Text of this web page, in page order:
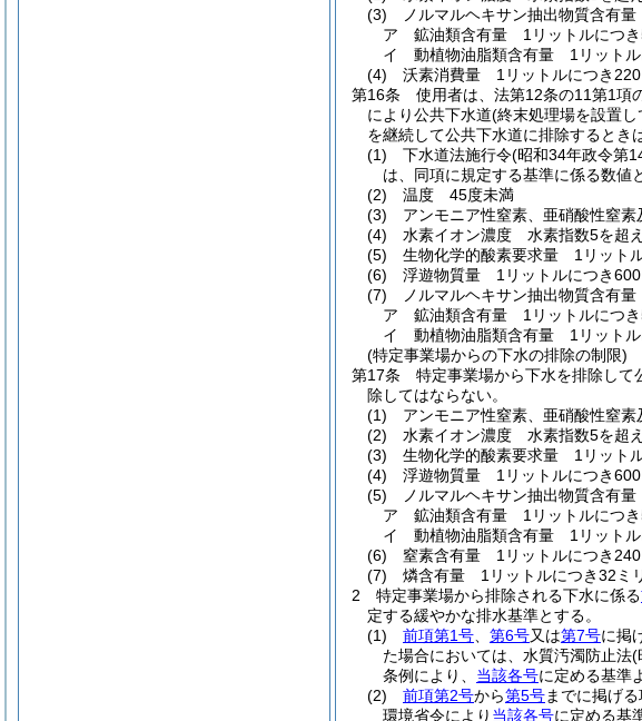
(3)
ノルマルヘキサン抽出物質含有量
ア
鉱油類含有量 1リットルにつ
イ
動植物油脂類含有量 1リット
(4)
沃素消費量 1リットルにつき
第16条
使用者は、法第12条の11第1項
により公共下水道(終末処理場を設置し
を継続して公共下水道に排除するとき
(1)
下水道法施行令(昭和34年政令第
は、同項に規定する基準に係る数値
(2)
温度 45度未満
(3)
アンモニア性窒素、亜硝酸性窒
(4)
水素イオン濃度 水素指数5を超
(5)
生物化学的酸素要求量 1リット
(6)
浮遊物質量 1リットルにつき
(7)
ノルマルヘキサン抽出物質含有量
ア
鉱油類含有量 1リットルにつ
イ
動植物油脂類含有量 1リット
(特定事業場からの下水の排除の制限)
第17条
特定事業場から下水を排除し
除してはならない。
(1)
アンモニア性窒素、亜硝酸性窒
(2)
水素イオン濃度 水素指数5を超
(3)
生物化学的酸素要求量 1リット
(4)
浮遊物質量 1リットルにつき
(5)
ノルマルヘキサン抽出物質含有量
ア
鉱油類含有量 1リットルにつ
イ
動植物油脂類含有量 1リット
(6)
窒素含有量 1リットルにつき
(7)
燐含有量 1リットルにつき32ミ
2
特定事業場から排除される下水に係る
定する緩やかな排水基準とする。
(1)
前項第1号 第6号又は第7号に掲
た場合においては、水質汚濁防止法(
条例により、 当該各号に定める基準
(2)
前項第2号から第5号までに掲げ
環境省令により 当該各号に定める基